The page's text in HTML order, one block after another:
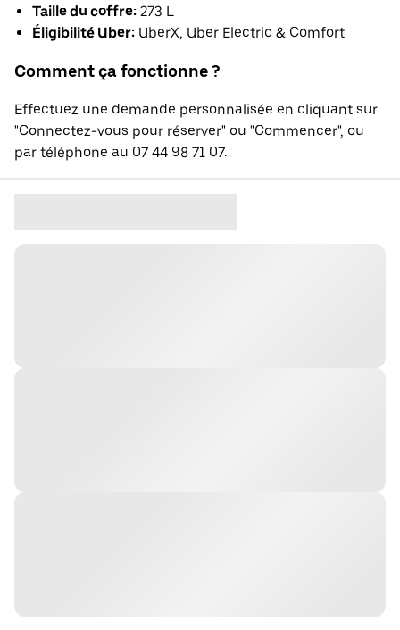
Taille du coffre: 273 L
Éligibilité Uber: UberX, Uber Electric & Comfort
Comment ça fonctionne ?
Effectuez une demande personnalisée en cliquant sur
"Connectez-vous pour réserver" ou "Commencer", ou
par téléphone au 07 44 98 71 07.